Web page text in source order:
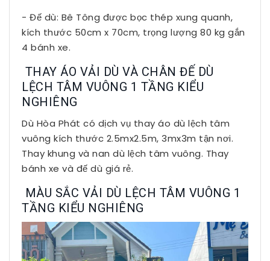
- Đế dù: Bê Tông được bọc thép xung quanh,
kích thước 50cm x 70cm, trọng lượng 80 kg gắn
4 bánh xe.
THAY ÁO VẢI DÙ VÀ CHÂN ĐẾ DÙ
LỆCH TÂM VUÔNG 1 TẦNG KIỂU
NGHIÊNG
Dù Hòa Phát có dịch vụ thay áo dù lệch tâm
vuông kích thước 2.5mx2.5m, 3mx3m tận nơi.
Thay khung và nan dù lệch tâm vuông. Thay
bánh xe và đế dù giá rẻ.
MÀU SẮC VẢI DÙ LỆCH TÂM VUÔNG 1
TẦNG KIỂU NGHIÊNG